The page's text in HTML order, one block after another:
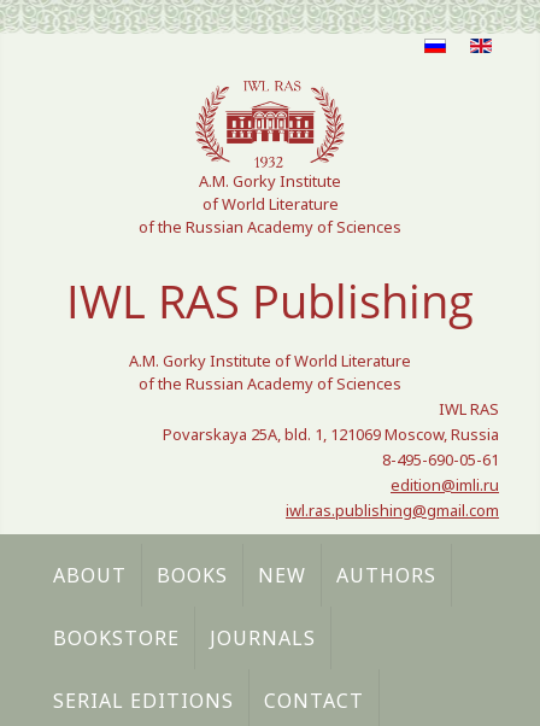
Select your language
A.M. Gorky Institute
of World Literature
of the Russian Academy of Sciences
IWL RAS Publishing
A.M. Gorky Institute of World Literature
of the Russian Academy of Sciences
IWL RAS
Povarskaya 25A, bld. 1, 121069 Moscow, Russia
8-495-690-05-61
edition@imli.ru
iwl.ras.publishing@gmail.com
ABOUT BOOKS NEW AUTHORS
BOOKSTORE JOURNALS
SERIAL EDITIONS CONTACT